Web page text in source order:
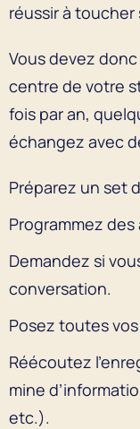
réussir à toucher
Vous devez
centre de votre
fois par an,
échangez avec
Préparez un set
Programmez des
Demandez si
conversation.
Posez toutes
Réécoutez
mine
etc.).